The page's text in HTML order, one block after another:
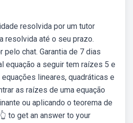
resolvida por um tutor
resolvida até o seu prazo.
pelo chat. Garantia de 7 dias
equação a seguir tem raízes 5 e
lineares, quadráticas e
as raízes de uma equação
ou aplicando o teorema de
to get an answer to your